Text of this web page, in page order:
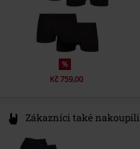
%
Kč 759,00
Zákazníci také nakoupili